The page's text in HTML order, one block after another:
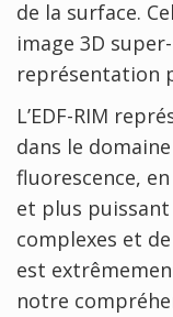
de la surface.
image 3D
représentation
L’EDF-RIM
dans le
fluorescence,
et plus puissant
complexes et
est
notre